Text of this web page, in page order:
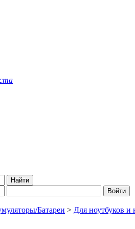
Батареи > Для ноутбуков и